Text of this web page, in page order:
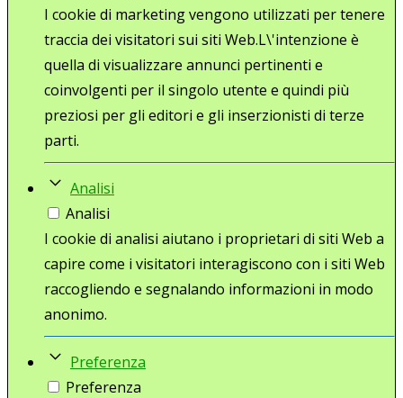
I cookie di marketing vengono utilizzati per tenere
traccia dei visitatori sui siti Web.L\'intenzione è
quella di visualizzare annunci pertinenti e
coinvolgenti per il singolo utente e quindi più
preziosi per gli editori e gli inserzionisti di terze
parti.
Analisi
Analisi
I cookie di analisi aiutano i proprietari di siti Web a
capire come i visitatori interagiscono con i siti Web
raccogliendo e segnalando informazioni in modo
anonimo.
Preferenza
Preferenza